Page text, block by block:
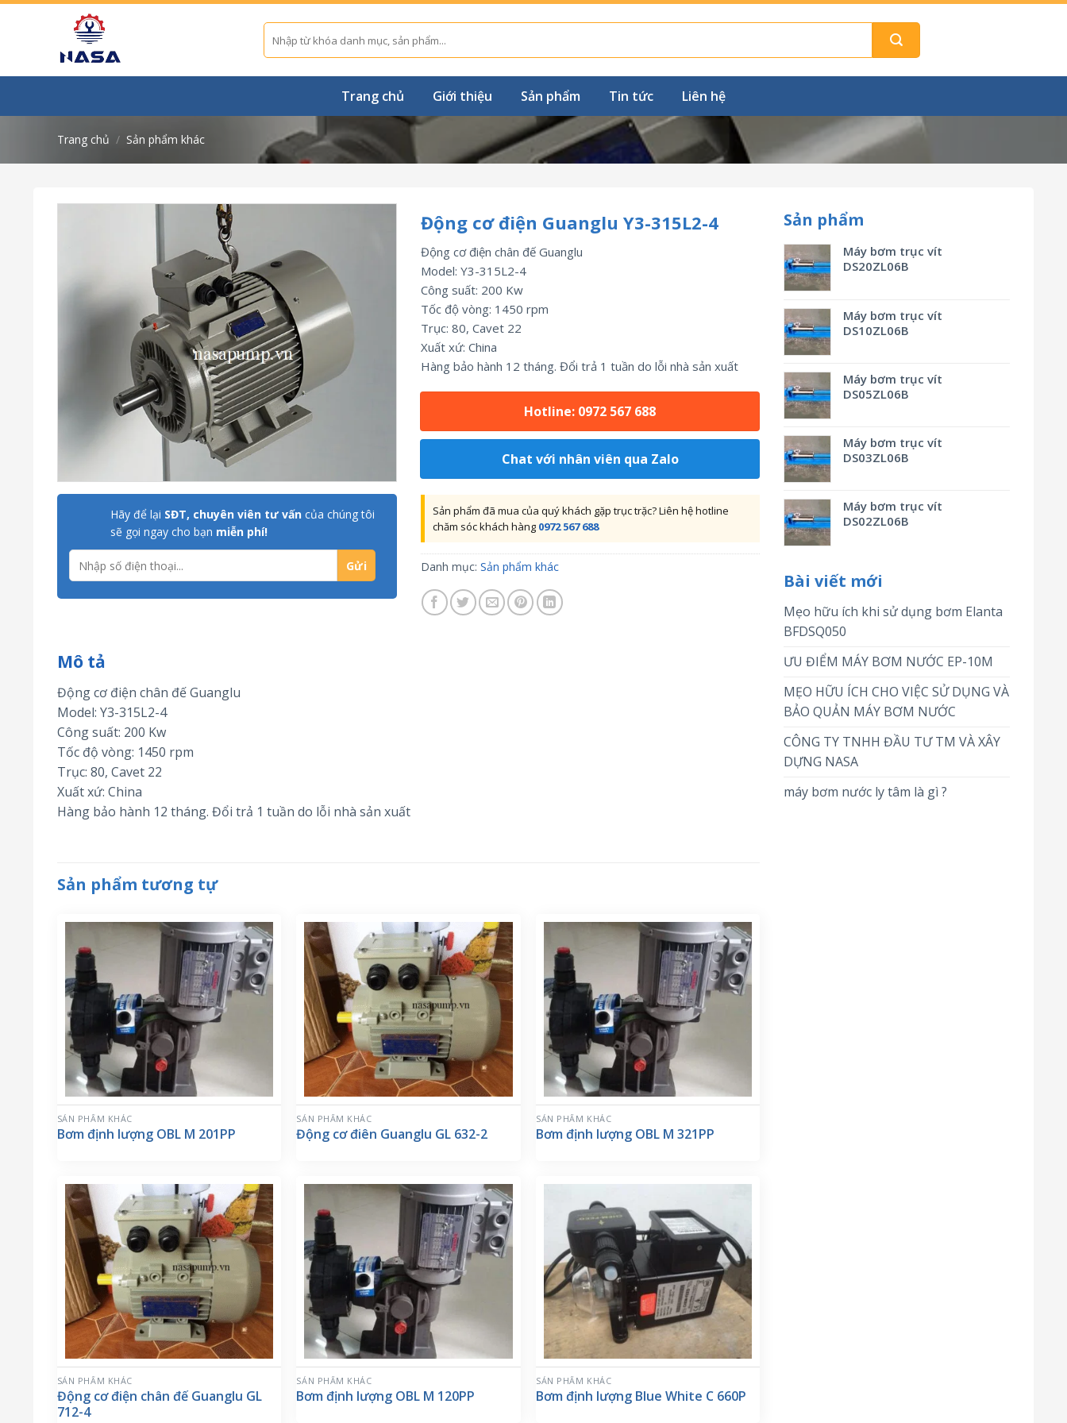
Skip
Tìm
kiếm:
Trang chủ Giới thiệu Sản phẩm Tin tức Liên hệ
Trang chủ / Sản phẩm khác
Sản phẩm
Máy bơm trục vít
DS20ZL06B
Máy bơm trục vít
DS10ZL06B
Máy bơm trục vít
DS05ZL06B
Máy bơm trục vít
DS03ZL06B
Máy bơm trục vít
DS02ZL06B
Bài viết mới
Mẹo hữu ích khi sử dụng bơm Elanta
BFDSQ050
ƯU ĐIỂM MÁY BƠM NƯỚC EP-10M
MẸO HỮU ÍCH CHO VIỆC SỬ DỤNG VÀ
BẢO QUẢN MÁY BƠM NƯỚC
CÔNG TY TNHH ĐẦU TƯ TM VÀ XÂY
DỰNG NASA
máy bơm nước ly tâm là gì ?
Hãy để lại SĐT, chuyên viên tư vấn của chúng tôi
sẽ gọi ngay cho bạn miễn phí!
Động cơ điện Guanglu Y3-315L2-4
Động cơ điện chân đế Guanglu
Model: Y3-315L2-4
Công suất: 200 Kw
Tốc độ vòng: 1450 rpm
Trục: 80, Cavet 22
Xuất xứ: China
Hàng bảo hành 12 tháng. Đổi trả 1 tuần do lỗi nhà sản xuất
Hotline: 0972 567 688
Chat với nhân viên qua Zalo
Sản phẩm đã mua của quý khách gặp trục trặc? Liên hệ hotline
chăm sóc khách hàng 0972 567 688
Danh mục: Sản phẩm khác
Mô tả
Động cơ điện chân đế Guanglu
Model: Y3-315L2-4
Công suất: 200 Kw
Tốc độ vòng: 1450 rpm
Trục: 80, Cavet 22
Xuất xứ: China
Hàng bảo hành 12 tháng. Đổi trả 1 tuần do lỗi nhà sản xuất
Sản phẩm tương tự
SẢN PHẨM KHÁC
Bơm định lượng OBL M 201PP
SẢN PHẨM KHÁC
Động cơ điên Guanglu GL 632-2
SẢN PHẨM KHÁC
Bơm định lượng OBL M 321PP
SẢN PHẨM KHÁC
Động cơ điện chân đế Guanglu GL
712-4
SẢN PHẨM KHÁC
Bơm định lượng OBL M 120PP
SẢN PHẨM KHÁC
Bơm định lượng Blue White C 660P